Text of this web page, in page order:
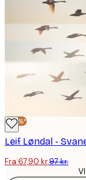
-30%*
Fra 67,90 kr.97 kr.